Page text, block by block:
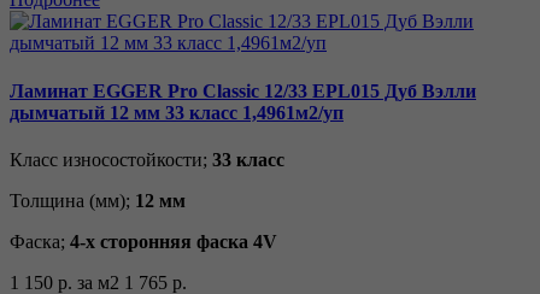
Ламинат EGGER Pro Classic 12/33 EPL015 Дуб Вэлли
дымчатый 12 мм 33 класс 1,4961м2/уп
Класс износостойкости; 33 класс
Толщина (мм); 12 мм
Фаска; 4-х сторонняя фаска 4V
1 150 р. за м2 1 765 р.